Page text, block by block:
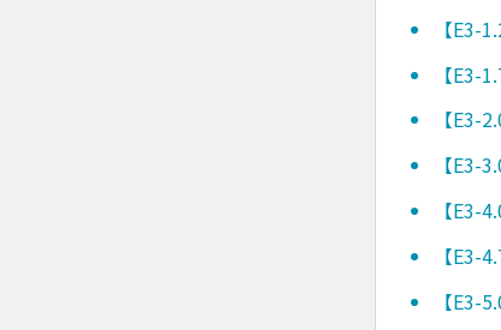
【E3-
【E3-
【E3-
【E3-
【E3-
【E3-
【E3-